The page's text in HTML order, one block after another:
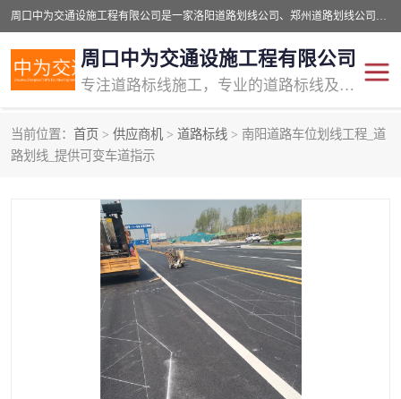
周口中为交通设施工程有限公司是一家洛阳道路划线公司、郑州道路划线公司、平顶山道路车位划线公司、开封车位划线公司、许昌道路车位划线公司、漯河道路车位划线公司，公司始终坚持“诚信、匠心、专注”的宗旨；我们的经营理念是：的服务。
周口中为交通设施工程有限公司
专注道路标线施工，专业的道路标线及交通设施施工服务商!
当前位置： 首页 > 供应商机 > 道路标线 > 南阳道路车位划线工程_道
路划线_提供可变车道指示
交通道路标线
道路标线划线 马路标线
道路划线